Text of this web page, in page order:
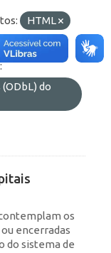
HTML
do
os
encerradas
do sistema de